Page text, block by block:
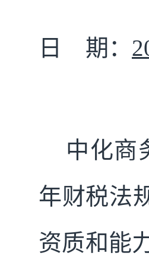
日 期：
中化商
年财税法
资质和能